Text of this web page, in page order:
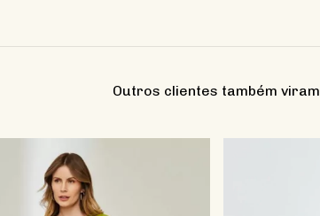
Outros clientes também viram